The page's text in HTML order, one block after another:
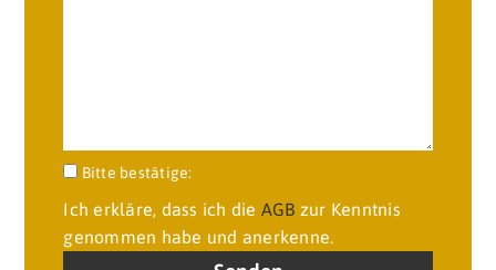
Bitte lasse dieses Feld leer.
Bitte bestätige:
Ich erkläre, dass ich die AGB zur Kenntnis
genommen habe und anerkenne.